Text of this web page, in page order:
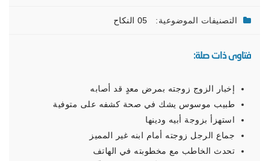
التصنيفات الموضوعية: 05 النكاح
فتاوى ذات صلة:
إخبار الزوج زوجته بمرض معدٍ قد أصابه
طبيب موسوس يشك في صحة كشفه على متوفية
استهزأ بزوجة أبيه ودينها
جماع الرجل زوجته أمام ابنه غير المميز
تحدث الخاطب مع مخطوبته في الهاتف